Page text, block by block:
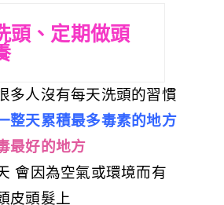
頭、定期做頭
多人沒有每天洗頭的習慣
整天累積最多毒素的地方
最好的地方
會因為空氣或環境而有
皮頭髮上